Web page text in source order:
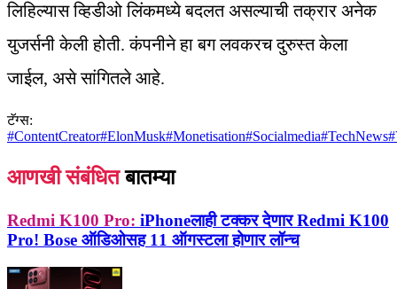
लिहिल्यास व्हिडीओ लिंकमध्ये बदलत असल्याची तक्रार अनेक
युजर्सनी केली होती. कंपनीने हा बग लवकरच दुरुस्त केला
जाईल, असे सांगितले आहे.
टॅग्स:
#ContentCreator#ElonMusk#Monetisation#Socialmedia#TechNews#
आणखी संबंधित बातम्या
Redmi K100 Pro: iPhoneलाही टक्कर देणार Redmi K100
Pro! Bose ऑडिओसह 11 ऑगस्टला होणार लॉन्च